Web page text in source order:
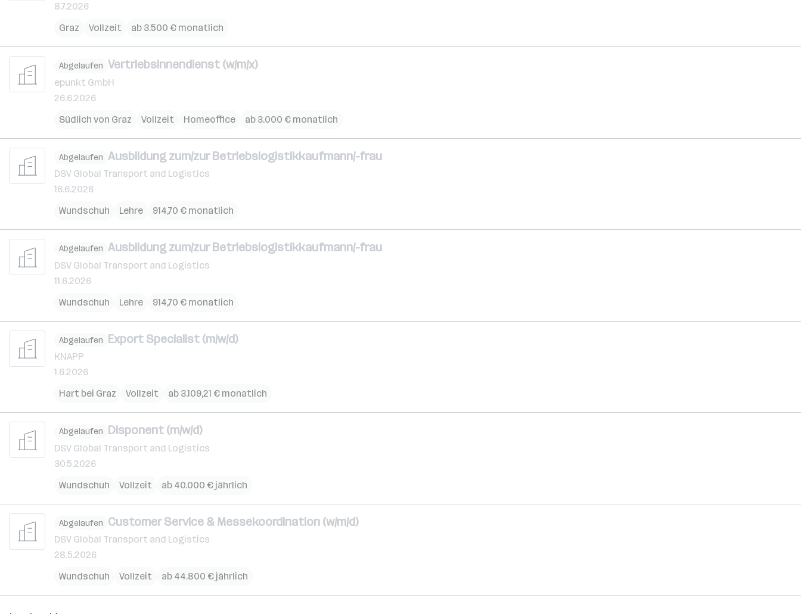
8.7.2026
Graz
Vollzeit ab 3.500 € monatlich
Abgelaufen Vertriebsinnendienst (w/m/x)
epunkt GmbH
26.6.2026
Südlich von Graz
Vollzeit Homeoffice ab 3.000 € monatlich
Abgelaufen Ausbildung zum/zur Betriebslogistikkaufmann/-frau
DSV Global Transport and Logistics
16.6.2026
Wundschuh
Lehre 914,70 € monatlich
Abgelaufen Ausbildung zum/zur Betriebslogistikkaufmann/-frau
DSV Global Transport and Logistics
11.6.2026
Wundschuh
Lehre 914,70 € monatlich
Abgelaufen Export Specialist (m/w/d)
KNAPP
1.6.2026
Hart bei Graz
Vollzeit ab 3.109,21 € monatlich
Abgelaufen Disponent (m/w/d)
DSV Global Transport and Logistics
30.5.2026
Wundschuh
Vollzeit ab 40.000 € jährlich
Abgelaufen Customer Service & Messekoordination (w/m/d)
DSV Global Transport and Logistics
28.5.2026
Wundschuh
Vollzeit ab 44.800 € jährlich